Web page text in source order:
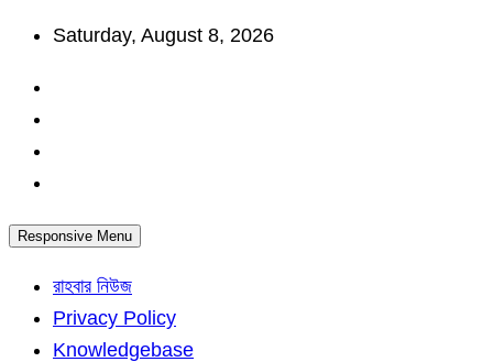
Skip
content
Saturday, August 8, 2026
Responsive Menu
রাহবার নিউজ
Privacy Policy
Knowledgebase